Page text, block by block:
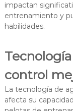
impactan
entrenamiento y
habilidades.
control
La tecnología de
afecta su